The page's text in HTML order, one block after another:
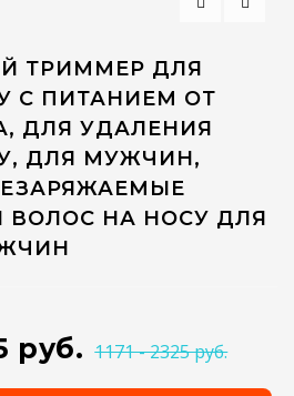
ТРИММЕР ДЛЯ
С ПИТАНИЕМ ОТ
ДЛЯ УДАЛЕНИЯ
ДЛЯ МУЖЧИН,
НА НОСУ ДЛЯ
руб. 1171 - 2325 руб.